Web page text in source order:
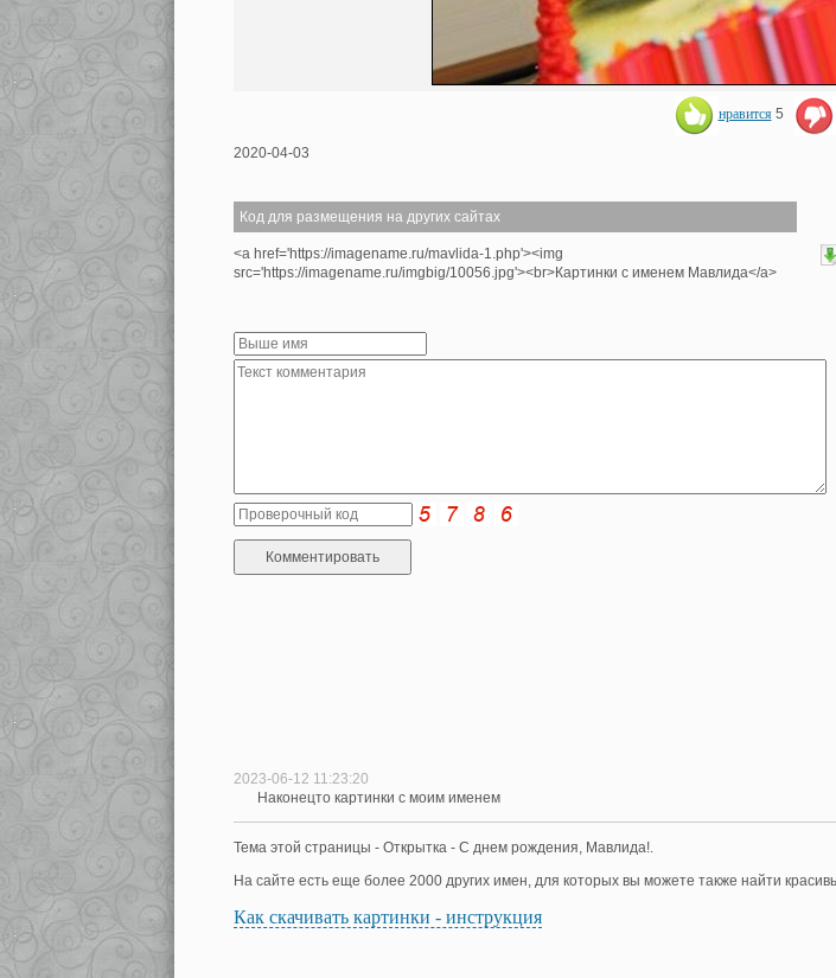
нравится 5
2020-04-03
Код для размещения на других сайтах
<a href='https://imagename.ru/mavlida-1.php'><img
src='https://imagename.ru/imgbig/10056.jpg'><br>Картинки с именем Мавлида</a>
2023-06-12 11:23:20
Наконецто картинки с моим именем
Тема этой страницы - Открытка - С днем рождения, Мавлида!.
На сайте есть еще более 2000 других имен, для которых вы можете также найти
Как скачивать картинки - инструкция